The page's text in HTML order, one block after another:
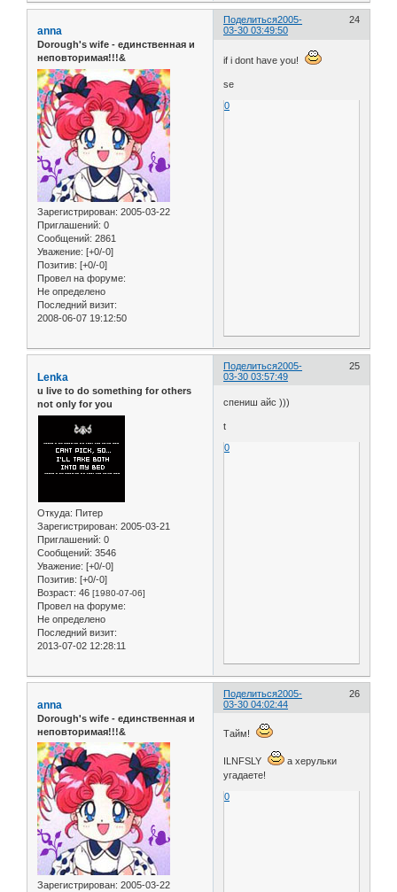
Поделиться 24
2005-
03-30 03:49:50
anna
Dorough's wife - единственная и
неповторимая!!!&
Зарегистрирован: 2005-03-22
Приглашений: 0
Сообщений: 2861
Уважение: [+0/-0]
Позитив: [+0/-0]
Провел на форуме:
Не определено
Последний визит:
2008-06-07 19:12:50
if i dont have you!
se
0
Поделиться 25
2005-
03-30 03:57:49
Lenka
u live to do something for others
not only for you
Откуда: Питер
Зарегистрирован: 2005-03-21
Приглашений: 0
Сообщений: 3546
Уважение: [+0/-0]
Позитив: [+0/-0]
Возраст: 46 [1980-07-06]
Провел на форуме:
Не определено
Последний визит:
2013-07-02 12:28:11
спениш айс )))
t
0
Поделиться 26
2005-
03-30 04:02:44
anna
Dorough's wife - единственная и
неповторимая!!!&
Зарегистрирован: 2005-03-22
Тайм!
ILNFSLY
а херульки
угадаете!
0